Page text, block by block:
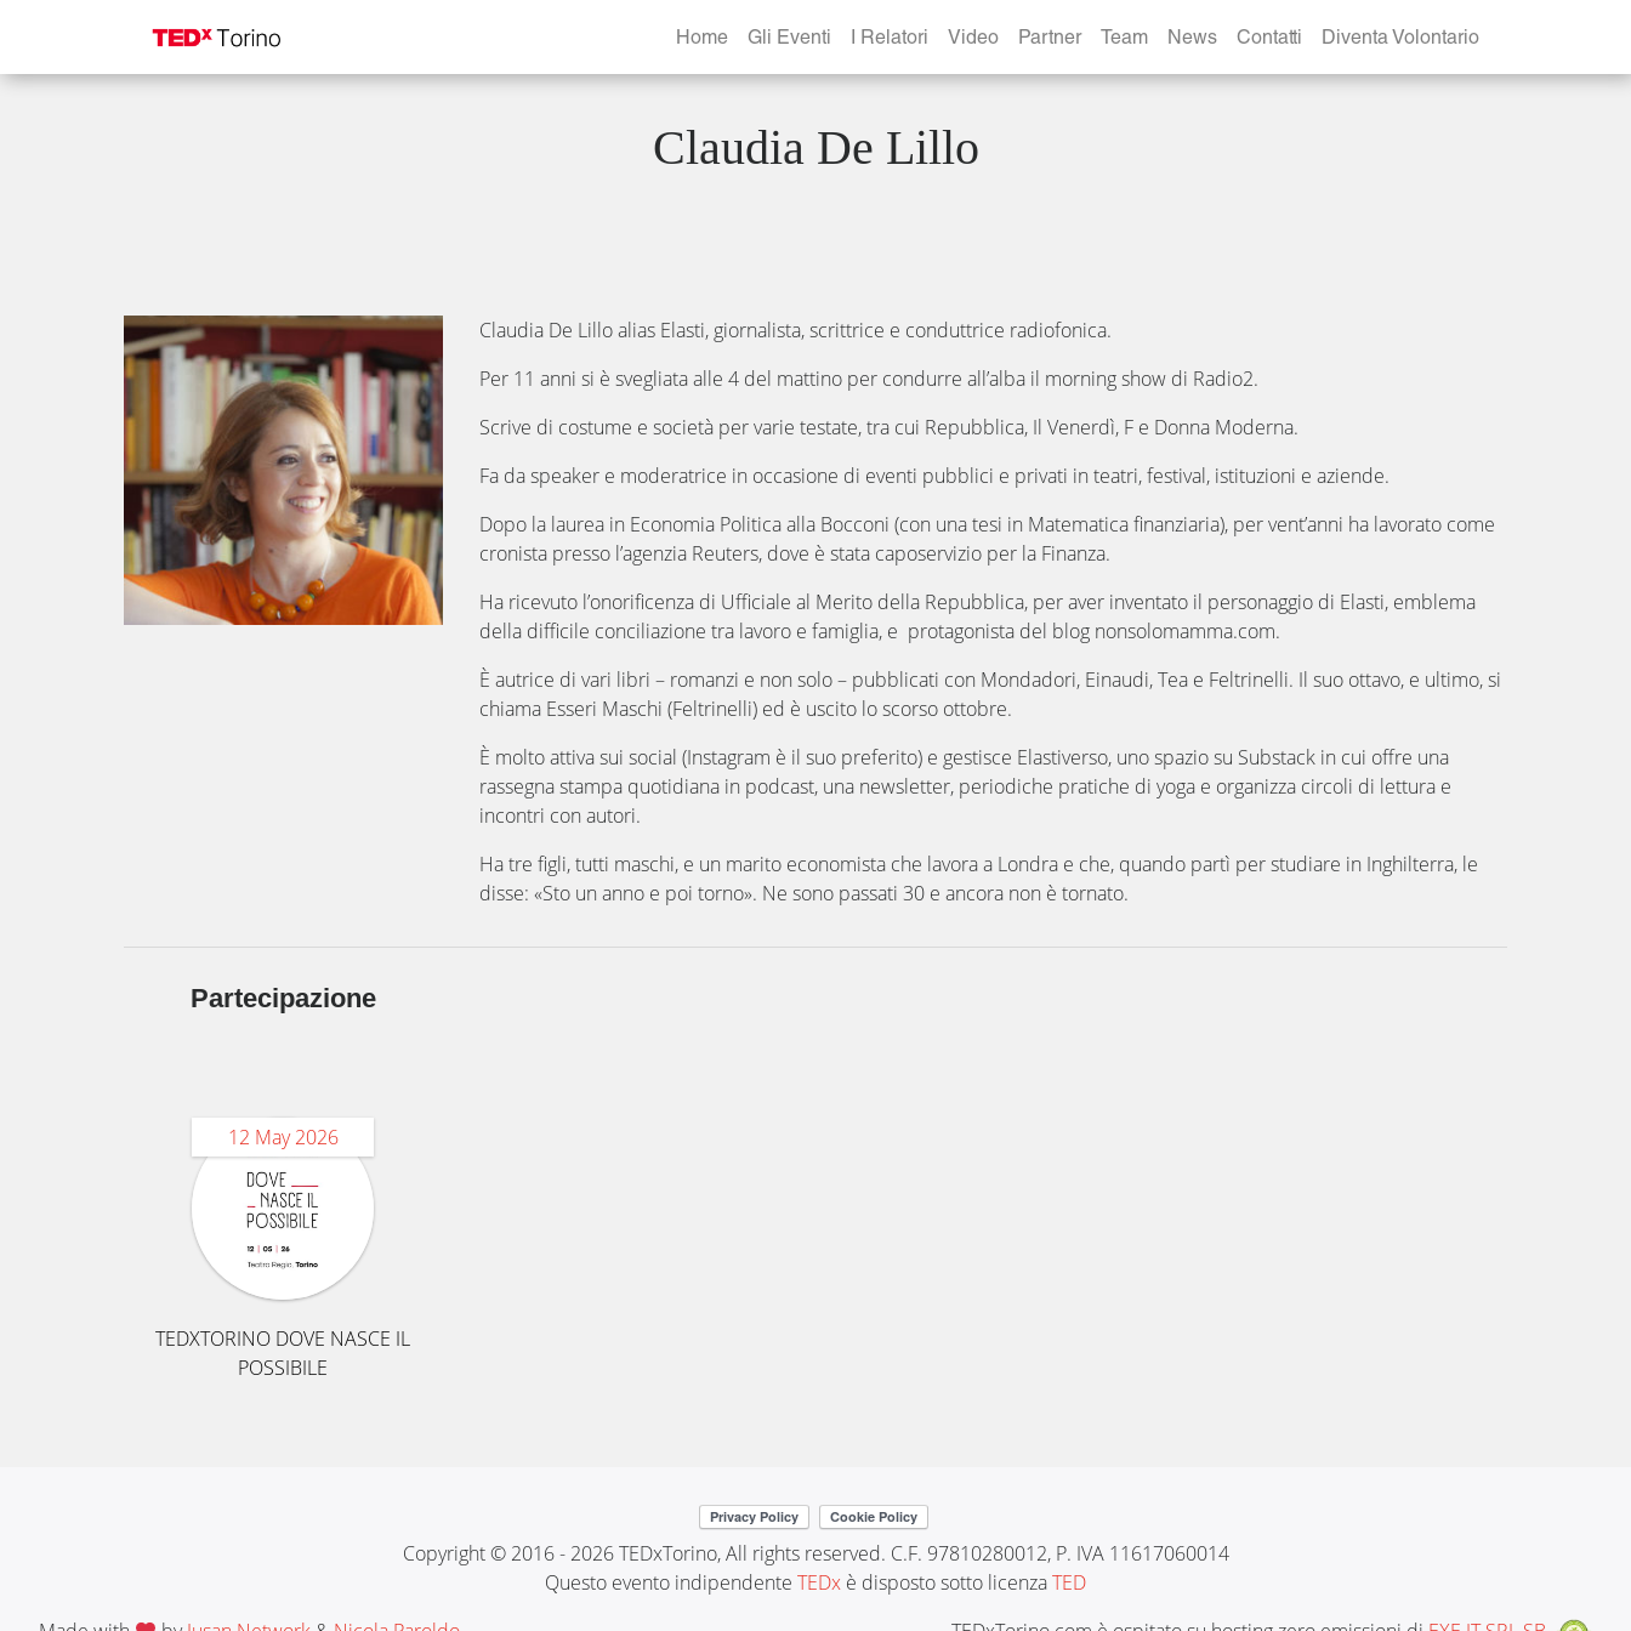
Home Gli Eventi I Relatori Video Partner Team News Contatti Diventa Volontario
Claudia De Lillo
Claudia De Lillo alias Elasti, giornalista, scrittrice e conduttrice radiofonica.
Per 11 anni si è svegliata alle 4 del mattino per condurre all’alba il morning show di Radio2.
Scrive di costume e società per varie testate, tra cui Repubblica, Il Venerdì, F e Donna Moderna.
Fa da speaker e moderatrice in occasione di eventi pubblici e privati in teatri, festival, istituzioni e aziende.
Dopo la laurea in Economia Politica alla Bocconi (con una tesi in Matematica finanziaria), per vent’anni ha lavorato come
cronista presso l’agenzia Reuters, dove è stata caposervizio per la Finanza.
Ha ricevuto l’onorificenza di Ufficiale al Merito della Repubblica, per aver inventato il personaggio di Elasti, emblema
della difficile conciliazione tra lavoro e famiglia, e protagonista del blog nonsolomamma.com.
È autrice di vari libri – romanzi e non solo – pubblicati con Mondadori, Einaudi, Tea e Feltrinelli. Il suo ottavo, e ultimo, si
chiama Esseri Maschi (Feltrinelli) ed è uscito lo scorso ottobre.
È molto attiva sui social (Instagram è il suo preferito) e gestisce Elastiverso, uno spazio su Substack in cui offre una
rassegna stampa quotidiana in podcast, una newsletter, periodiche pratiche di yoga e organizza circoli di lettura e
incontri con autori.
Ha tre figli, tutti maschi, e un marito economista che lavora a Londra e che, quando partì per studiare in Inghilterra, le
disse: «Sto un anno e poi torno». Ne sono passati 30 e ancora non è tornato.
Partecipazione
12 May 2026
TEDXTORINO DOVE NASCE IL
POSSIBILE
Copyright © 2016 - 2026 TEDxTorino, All rights reserved. C.F. 97810280012, P. IVA 11617060014
Questo evento indipendente TEDx è disposto sotto licenzaTED